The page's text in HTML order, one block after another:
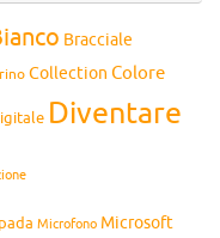
Bracciale
Collection Colore
Diventare
Microfono Microsoft